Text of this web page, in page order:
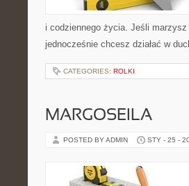
i codziennego życia. Jeśli marzysz
jednocześnie chcesz działać w
CATEGORIES: ROLKI
MARGOSEILA
POSTED BY ADMIN STY - 25 -